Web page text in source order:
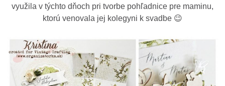
využila v týchto dňoch pri tvorbe pohľadnice pre maminu,
ktorú venovala jej kolegyni k svadbe 😉